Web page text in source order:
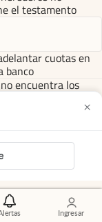
Ingresar
×
el testamento
cuotas en
banco
encuentra los
hipotecario: las
decisión
es la cotización del
las tasas o